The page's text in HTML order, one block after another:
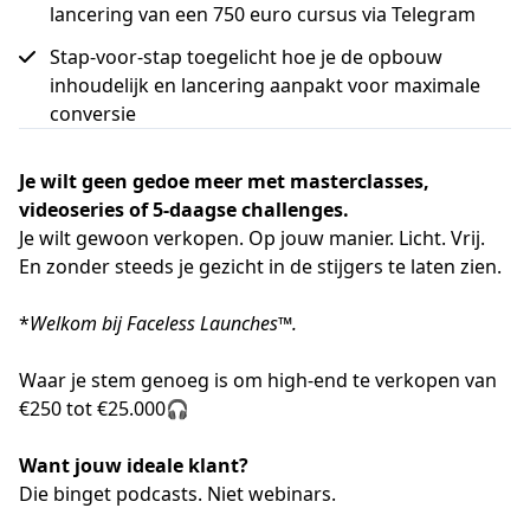
lancering van een 750 euro cursus via Telegram
Stap-voor-stap toegelicht hoe je de opbouw
inhoudelijk en lancering aanpakt voor maximale
conversie
Je wilt geen gedoe meer met masterclasses,
videoseries of 5-daagse challenges.
Je wilt gewoon verkopen. Op jouw manier. Licht. Vrij.
En zonder steeds je gezicht in de stijgers te laten zien.
*Welkom bij Faceless Launches™.
Waar je stem genoeg is om high-end te verkopen van
€250 tot €25.000🎧
Want jouw ideale klant?
Die binget podcasts. Niet webinars.